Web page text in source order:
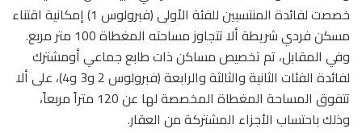
خصصت لفائدة المنتسبين للفئة الأولى (فبرولوس 1) إمكانية اقتناء
مسكن فردي شريطة ألا تتجاوز مساحته المغطاة 100 متر مربع.
وفي المقابل، تم تخصيص مساكن ذات طابع جماعي أومشترك
لفائدة الفئات الثانية والثالثة والرابعة (فبرولوس 2 و3 و4)، على ألا
تتفوق المساحة المغطاة المخصصة لها عن 120 متراً مربعاً،
وذلك باحتساب الأجزاء المشتركة من العقار.